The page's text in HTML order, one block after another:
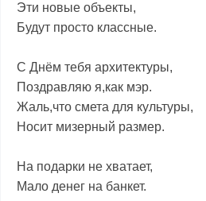
Эти новые объекты,
Будут просто классные.
С Днём тебя архитектуры,
Поздравляю я,как мэр.
Жаль,что смета для культуры,
Носит мизерный размер.
На подарки не хватает,
Мало денег на банкет.